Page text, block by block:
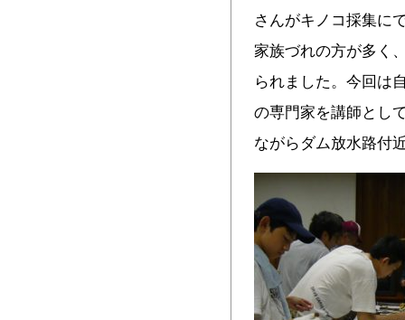
さんがキノコ採集に
家族づれの方が多く
られました。今回は
の専門家を講師とし
ながらダム放水路付